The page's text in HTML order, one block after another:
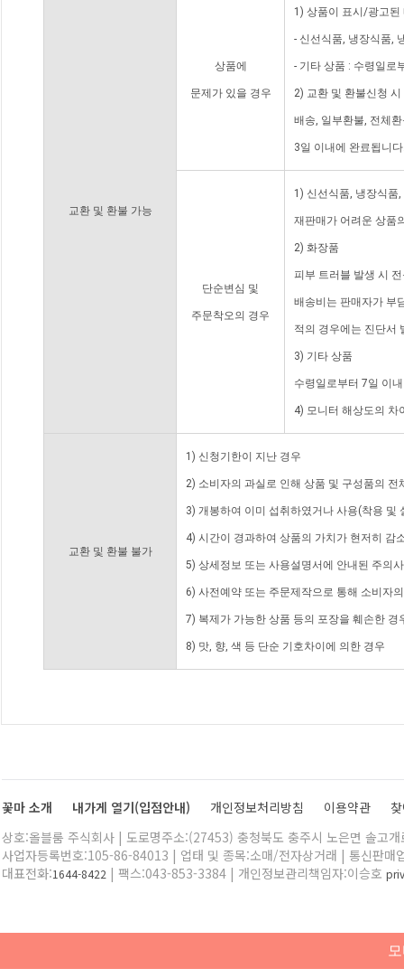
교환 및 환불 가능
상품에
문제가 있을 경우
1) 상품이 표시/광고된
- 신선식품, 냉장식품,
- 기타 상품 : 수령일로
2) 교환 및 환불신청
배송, 일부환불, 전체
3일 이내에 완료됩니
단순변심 및
주문착오의 경우
1) 신선식품, 냉장식품
재판매가 어려운 상품
2) 화장품
피부 트러블 발생 시
배송비는 판매자가 부
적의 경우에는 진단서
3) 기타 상품
수령일로부터 7일 이
4) 모니터 해상도의 차
교환 및 환불 불가
1) 신청기한이 지난 경우
2) 소비자의 과실로 인해 상품 및 구성품의
3) 개봉하여 이미 섭취하였거나 사용(착용 및
4) 시간이 경과하여 상품의 가치가 현저히 감
5) 상세정보 또는 사용설명서에 안내된 주의
6) 사전예약 또는 주문제작으로 통해 소비자
7) 복제가 가능한 상품 등의 포장을 훼손한 경
8) 맛, 향, 색 등 단순 기호차이에 의한 경우
꽃마 소개 내가게 열기(입점안내) 개인정보처리방침 이용약관
상호:올블룸 주식회사 | 도로명주소:(27453) 충청북도 충주시 노은면 솔고
사업자등록번호:105-86-84013 | 업태 및 종목:소매/전자상거래 | 통신판매
대표전화:1644-8422 | 팩스:043-853-3384 | 개인정보관리책임자:이승호